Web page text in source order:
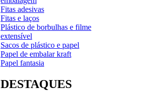
Fitas adesivas
Fitas e laços
Plástico de borbulhas e filme
extensível
Sacos de plástico e papel
Papel de embalar kraft
Papel fantasia
DESTAQUES